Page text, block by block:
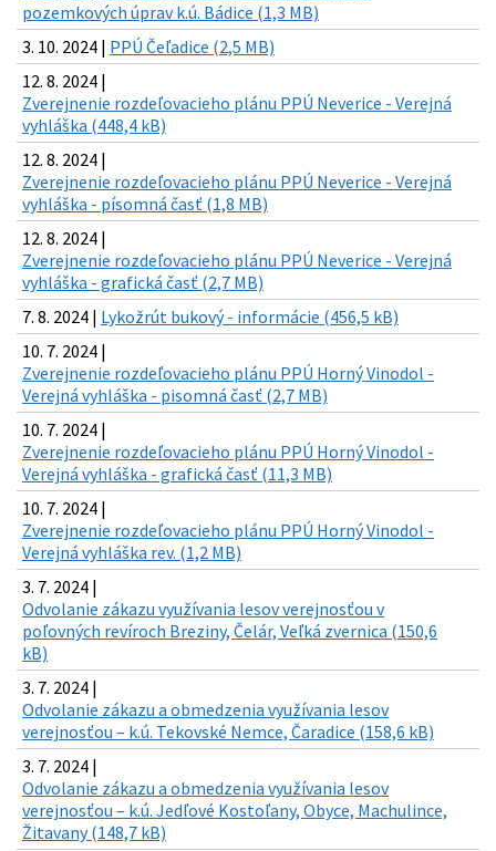
pozemkových úprav k.ú. Bádice (1,3 MB)
3. 10. 2024 | PPÚ Čeľadice (2,5 MB)
12. 8. 2024 |
Zverejnenie rozdeľovacieho plánu PPÚ Neverice - Verejná
vyhláška (448,4 kB)
12. 8. 2024 |
Zverejnenie rozdeľovacieho plánu PPÚ Neverice - Verejná
vyhláška - písomná časť (1,8 MB)
12. 8. 2024 |
Zverejnenie rozdeľovacieho plánu PPÚ Neverice - Verejná
vyhláška - grafická časť (2,7 MB)
7. 8. 2024 | Lykožrút bukový - informácie (456,5 kB)
10. 7. 2024 |
Zverejnenie rozdeľovacieho plánu PPÚ Horný Vinodol -
Verejná vyhláška - pisomná časť (2,7 MB)
10. 7. 2024 |
Zverejnenie rozdeľovacieho plánu PPÚ Horný Vinodol -
Verejná vyhláška - grafická časť (11,3 MB)
10. 7. 2024 |
Zverejnenie rozdeľovacieho plánu PPÚ Horný Vinodol -
Verejná vyhláška rev. (1,2 MB)
3. 7. 2024 |
Odvolanie zákazu využívania lesov verejnosťou v
poľovných revíroch Breziny, Čelár, Veľká zvernica (150,6
kB)
3. 7. 2024 |
Odvolanie zákazu a obmedzenia využívania lesov
verejnosťou – k.ú. Tekovské Nemce, Čaradice (158,6 kB)
3. 7. 2024 |
Odvolanie zákazu a obmedzenia využívania lesov
verejnosťou – k.ú. Jedľové Kostoľany, Obyce, Machulince,
Žitavany (148,7 kB)